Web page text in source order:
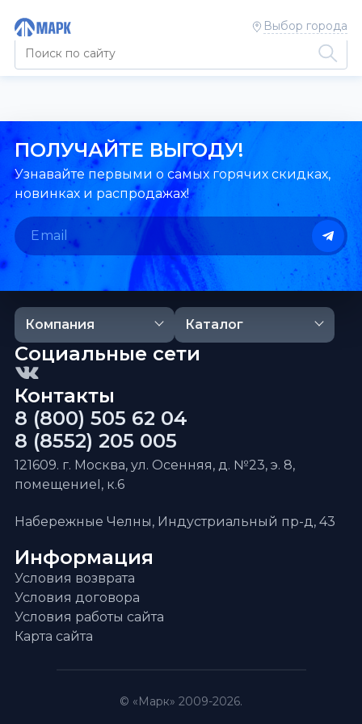
Выбор города
ПОЛУЧАЙТЕ ВЫГОДУ!
Узнавайте первыми о самых горячих скидках,
новинках и распродажах!
Компания Каталог
Информация
Условия возврата
Условия договора
Условия работы сайта
Карта сайта
Контакты
8 (800) 505 62 04
8 (8552) 205 005
121609. г. Москва, ул. Осенняя, д. №23, э. 8,
помещениеI, к.6
Набережные Челны, Индустриальный пр-д, 43
Социальные сети
© «Марк» 2009-2026.